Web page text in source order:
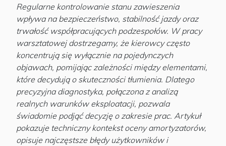
Regularne kontrolowanie stanu zawieszenia
wpływa na bezpieczeństwo, stabilność jazdy oraz
trwałość współpracujących podzespołów. W pracy
warsztatowej dostrzegamy, że kierowcy często
koncentrują się wyłącznie na pojedynczych
objawach, pomijając zależności między elementami,
które decydują o skuteczności tłumienia. Dlatego
precyzyjna diagnostyka, połączona z analizą
realnych warunków eksploatacji, pozwala
świadomie podjąć decyzję o zakresie prac. Artykuł
pokazuje techniczny kontekst oceny amortyzatorów,
opisuje najczęstsze błędy użytkowników i